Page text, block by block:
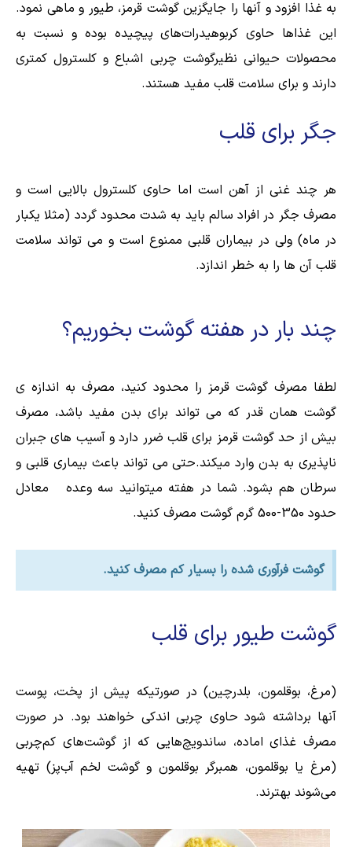
به غذا افزود و آنها را جایگزین گوشت قرمز، طیور و ماهی نمود.
این غذاها حاوی کربوهیدرات‌های پیچیده بوده و نسبت به
محصولات حیوانی نظیرگوشت چربی اشباع و کلسترول کمتری
دارند و برای سلامت قلب مفید هستند.
جگر برای قلب
هر چند غنی از آهن است اما حاوی کلسترول بالایی است و
مصرف جگر در افراد سالم باید به شدت محدود گردد (مثلا یکبار
در ماه) ولی در بیماران قلبی ممنوع است و می تواند سلامت
قلب آن ها را به خطر اندازد.
چند بار در هفته گوشت بخوریم؟
لطفا مصرف گوشت قرمز را محدود کنید، مصرف به اندازه ی
گوشت همان قدر که می تواند برای بدن مفید باشد، مصرف
بیش از حد گوشت قرمز برای قلب ضرر دارد و آسیب های جبران
ناپذیری به بدن وارد میکند.حتی می تواند باعث بیماری قلبی و
سرطان هم بشود. شما در هفته میتوانید سه وعده معادل
حدود 350-500 گرم گوشت مصرف کنید.
گوشت فرآوری شده را بسیار کم مصرف کنید.
گوشت طیور برای قلب
(مرغ، بوقلمون، بلدرچین) در صورتیکه پیش از پخت، پوست
آنها برداشته شود حاوی چربی اندکی خواهند بود. در صورت
مصرف غذای اماده، ساندویچ‌هایی که از گوشت‌های کم‌چربی
(مرغ یا بوقلمون، همبرگر بوقلمون و گوشت لخم آب‌پز) تهیه
می‌شوند بهترند.